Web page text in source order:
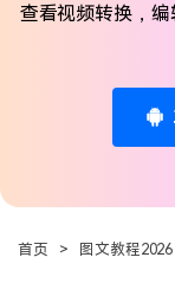
关于万兴 视
视
视
追
多
文章资讯
视频编辑
查看视频转换，
首页 > 图文教程2026